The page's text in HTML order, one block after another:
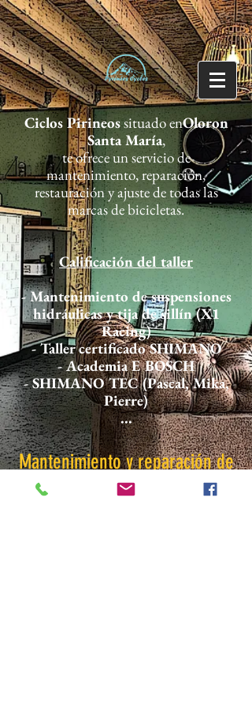
Ciclos Pirineossituado enOloron
Santa María,
te ofrece un servicio de
mantenimiento, reparación,
restauración y ajuste de todas las
marcas de bicicletas.
Calificación del taller
- Mantenimiento de suspensiones
hidráulicas y tija de sillín (X1
Racing)
- Taller certificado SHIMANO
- Academia E BOSCH
- SHIMANO TEC (Pascal, Mika,
Pierre)
...
Mantenimiento y reparación de
bicicletas.